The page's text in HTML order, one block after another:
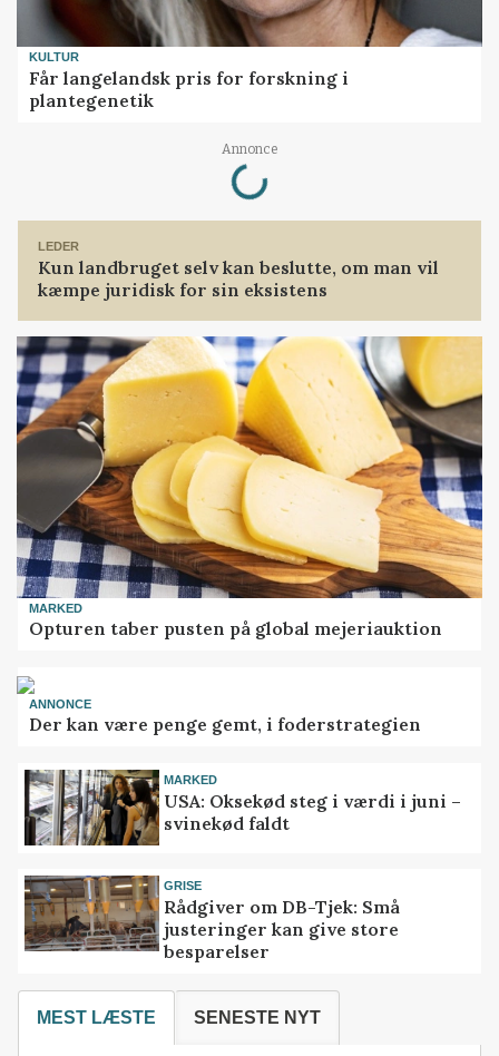
KULTUR
Får langelandsk pris for forskning i
plantegenetik
Annonce
Loading...
LEDER
Kun landbruget selv kan beslutte, om man vil
kæmpe juridisk for sin eksistens
MARKED
Opturen taber pusten på global mejeriauktion
ANNONCE
Der kan være penge gemt, i foderstrategien
MARKED
USA: Oksekød steg i værdi i juni –
svinekød faldt
GRISE
Rådgiver om DB-Tjek: Små
justeringer kan give store
besparelser
MEST LÆSTE SENESTE NYT